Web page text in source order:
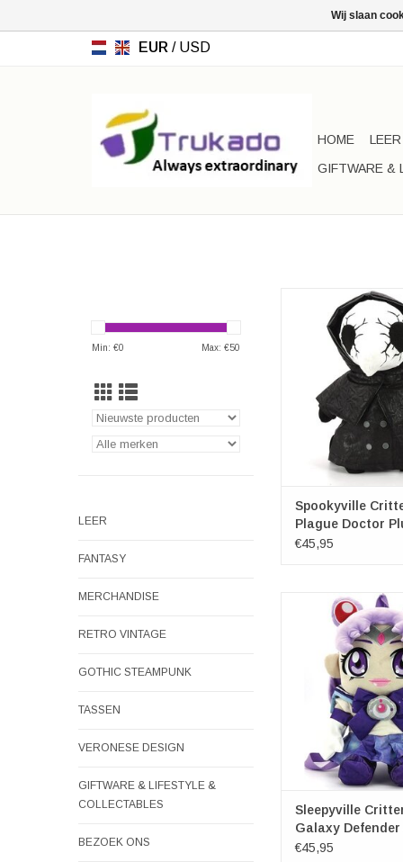
EUR / USD
HOME LEER
GIFTWARE &
Min: €0 Max: €50
LEER
FANTASY
MERCHANDISE
RETRO VINTAGE
GOTHIC STEAMPUNK
TASSEN
VERONESE DESIGN
GIFTWARE & LIFESTYLE &
COLLECTABLES
BEZOEK ONS
Spookyville Critters
Pluche
Merk: Spookyville
Afmetingen: (lxbxd)
30cm x
TOEVOEGEN AAN
Spookyville
Plague Doctor
Rugzak
€45,95
Galaxy Defender
Pluche
Merk: Sleepyville
Afmetingen: (lxbxd)
26cm x
TOEVOEGEN AAN
Sleepyville
Galaxy Defender
Girl Pluche
€45,95
Wij slaan